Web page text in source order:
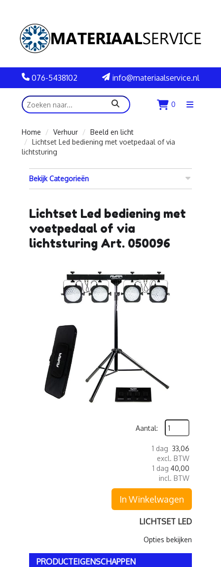
076-5438102 info@materiaalservice.nl
zoeken 0
Menu
Home
Verhuur
Beeld en licht
Lichtset Led bediening met voetpedaal of via
lichtsturing
Bekijk Categorieën
Lichtset Led bediening met
voetpedaal of via
lichtsturing Art. 050096
Aantal:
1 dag 33,06
excl. BTW
1 dag 40,00
incl. BTW
In Winkelwagen
LICHTSET LED
Opties bekijken
PRODUCTEIGENSCHAPPEN